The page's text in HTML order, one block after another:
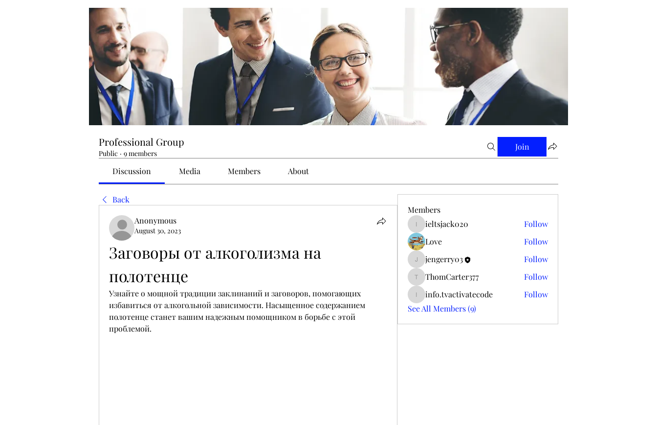
Professional Group
Public · 9 members
Join
Discussion Media Members About
Back
Anonymous
August 30, 2023
Заговоры от алкоголизма на
полотенце
Узнайте о мощной традиции заклинаний и заговоров, помогающих
избавиться от алкогольной зависимости. Насыщенное содержанием
полотенце станет вашим надежным помощником в борьбе с этой
проблемой.
Members
ieltsjack020
ieltsjack020
Follow
Love
Follow
jengerry03
jengerry03 Follow
ThomCarter377
ThomCarter377 Follow
info.tvactivatecode
info.tvactivatecode
Follow
See All Members (9)